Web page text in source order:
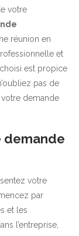
votre
réunion en
et
est propice
pas de
demande
demande
votre
par
et les
l’entreprise,